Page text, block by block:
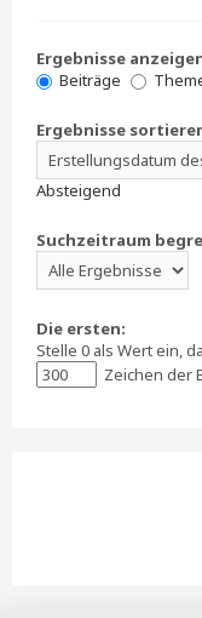
Ergebnisse
Beiträge
Ergebnisse
Absteigend
Suchzeitraum
Die ersten:
Stelle 0 als Wert ein,
Zeichen der